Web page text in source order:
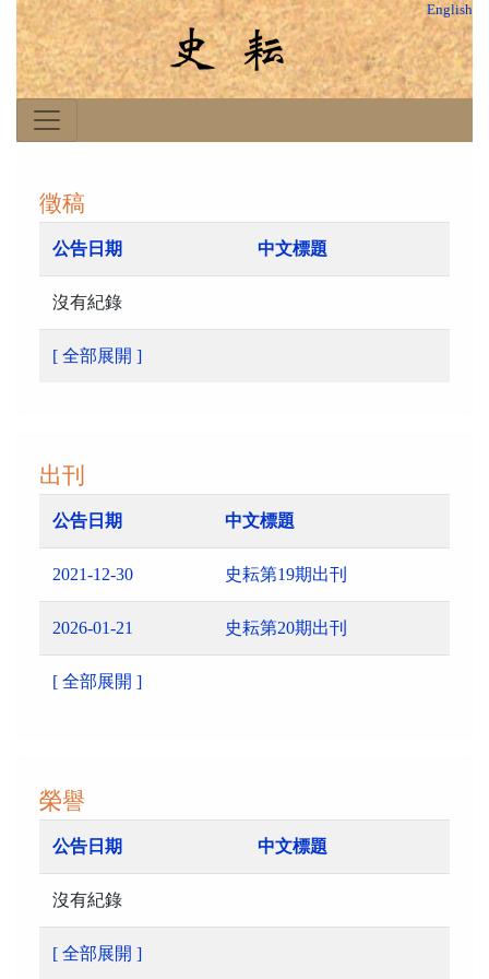
English
徵稿
公告日期 中文標題
沒有紀錄
[ 全部展開 ]
出刊
公告日期 中文標題
2021-12-30 史耘第19期出刊
2026-01-21 史耘第20期出刊
[ 全部展開 ]
榮譽
公告日期 中文標題
沒有紀錄
[ 全部展開 ]